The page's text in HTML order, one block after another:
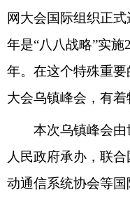
网大会国际组织正
年是“八八战略”实施
年。在这个特殊重
大会乌镇峰会，有着
本次乌镇峰会由
人民政府承办，联
动通信系统协会等国